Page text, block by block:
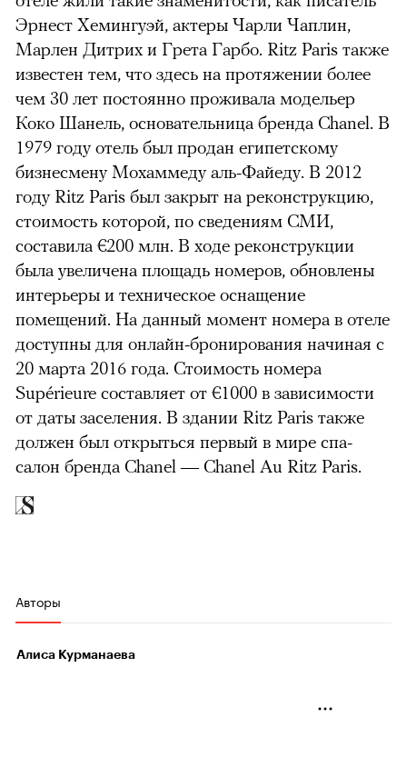
Эрнест Хемингуэй, актеры Чарли Чаплин,
Марлен Дитрих и Грета Гарбо. Ritz Paris также
известен тем, что здесь на протяжении более
чем 30 лет постоянно проживала модельер
Коко Шанель, основательница бренда Chanel. В
1979 году отель был продан египетскому
бизнесмену Мохаммеду аль-Файеду. В 2012
году Ritz Paris был закрыт на реконструкцию,
стоимость которой, по сведениям СМИ,
составила €200 млн. В ходе реконструкции
была увеличена площадь номеров, обновлены
интерьеры и техническое оснащение
помещений. На данный момент номера в отеле
доступны для онлайн-бронирования начиная с
20 марта 2016 года. Стоимость номера
Supérieure составляет от €1000 в зависимости
от даты заселения. В здании Ritz Paris также
должен был открыться первый в мире спа-
салон бренда Chanel — Chanel Au Ritz Paris.
Авторы
Алиса Курманаева